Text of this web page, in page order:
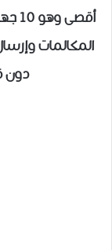
المكالمات
دون